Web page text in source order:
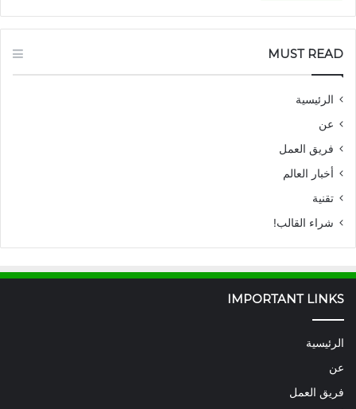
MUST READ
الرئيسية
عن
فريق العمل
أخبار العالم
تقنية
شراء القالب!
IMPORTANT LINKS
الرئيسية
عن
فريق العمل